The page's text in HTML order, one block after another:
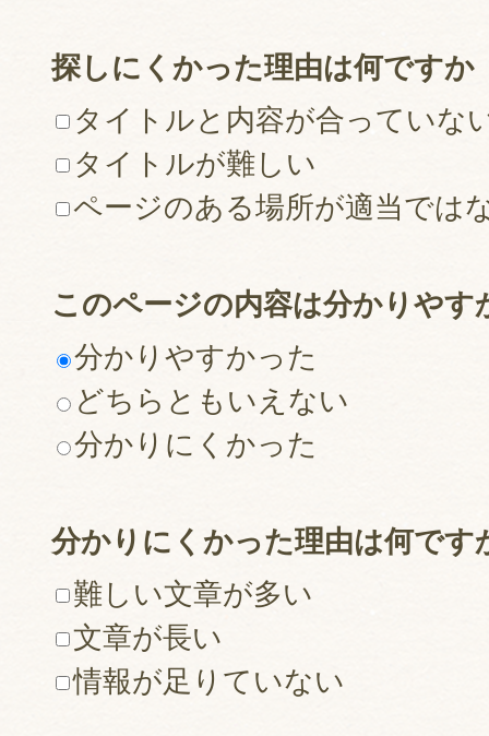
探しにくかった理由は何ですか
タイトルと内容が合っていな
タイトルが難しい
ページのある場所が適当では
このページの内容は分かりやす
分かりやすかった
どちらともいえない
分かりにくかった
分かりにくかった理由は何です
難しい文章が多い
文章が長い
情報が足りていない